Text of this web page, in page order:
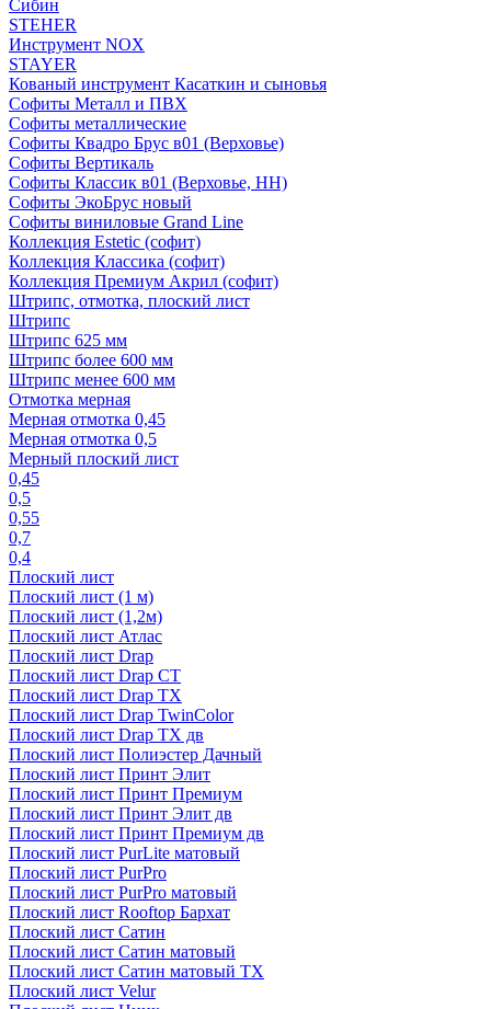
Сибин
STEHER
Инструмент NOX
STAYER
Кованый инструмент Касаткин и сыновья
Софиты Металл и ПВХ
Софиты металлические
Софиты Квадро Брус в01 (Верховье)
Софиты Вертикаль
Софиты Классик в01 (Верховье, НН)
Софиты ЭкоБрус новый
Софиты виниловые Grand Line
Коллекция Estetic (софит)
Коллекция Классика (софит)
Коллекция Премиум Акрил (софит)
Штрипс, отмотка, плоский лист
Штрипс
Штрипс 625 мм
Штрипс более 600 мм
Штрипс менее 600 мм
Отмотка мерная
Мерная отмотка 0,45
Мерная отмотка 0,5
Мерный плоский лист
0,45
0,5
0,55
0,7
0,4
Плоский лист
Плоский лист (1 м)
Плоский лист (1,2м)
Плоский лист Атлас
Плоский лист Drap
Плоский лист Drap СТ
Плоский лист Drap TX
Плоский лист Drap TwinColor
Плоский лист Drap ТХ дв
Плоский лист Полиэстер Дачный
Плоский лист Принт Элит
Плоский лист Принт Премиум
Плоский лист Принт Элит дв
Плоский лист Принт Премиум дв
Плоский лист PurLite матовый
Плоский лист PurPro
Плоский лист PurPro матовый
Плоский лист Rooftop Бархат
Плоский лист Сатин
Плоский лист Сатин матовый
Плоский лист Сатин матовый TX
Плоский лист Velur